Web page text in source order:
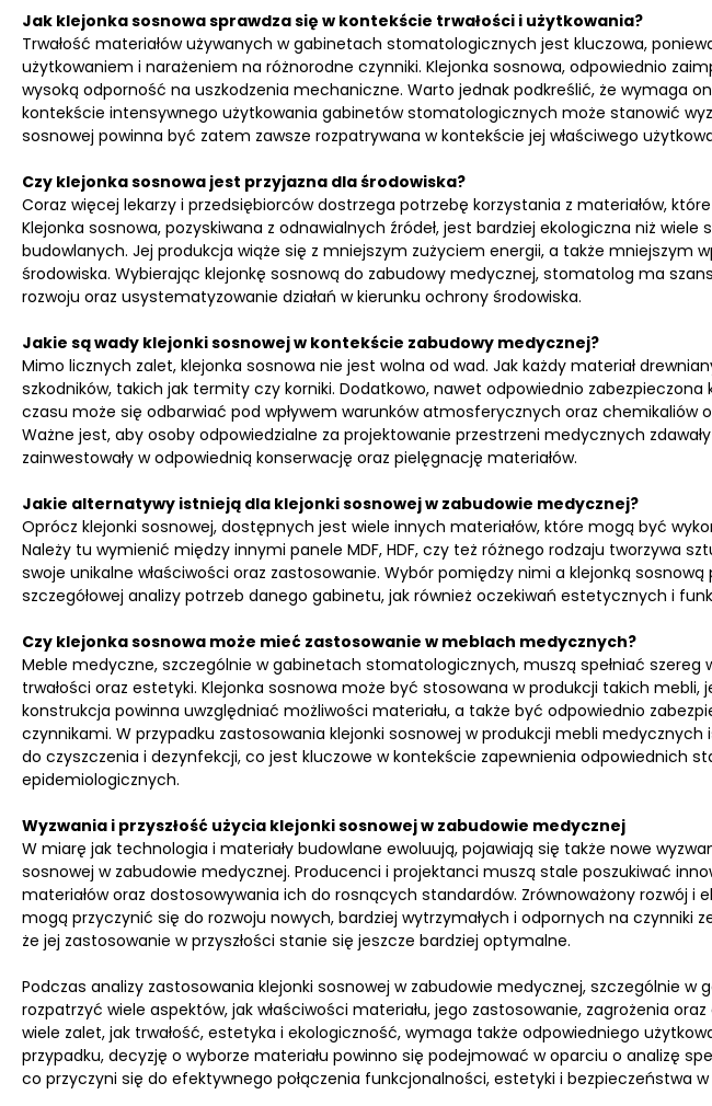
Jak klejonka sosnowa sprawdza się w kontekście trwałości i użytkowania?
Trwałość materiałów używanych w gabinetach stomatologicznych jest kluczowa,
użytkowaniem i narażeniem na różnorodne czynniki. Klejonka sosnowa, odpowiednio
wysoką odporność na uszkodzenia mechaniczne. Warto jednak podkreślić, że wymaga
kontekście intensywnego użytkowania gabinetów stomatologicznych może stanowić
sosnowej powinna być zatem zawsze rozpatrywana w kontekście jej właściwego
Czy klejonka sosnowa jest przyjazna dla środowiska?
Coraz więcej lekarzy i przedsiębiorców dostrzega potrzebę korzystania z materiałów,
Klejonka sosnowa, pozyskiwana z odnawialnych źródeł, jest bardziej ekologiczna niż
budowlanych. Jej produkcja wiąże się z mniejszym zużyciem energii, a także mniejszym
środowiska. Wybierając klejonkę sosnową do zabudowy medycznej, stomatolog ma
rozwoju oraz usystematyzowanie działań w kierunku ochrony środowiska.
Jakie są wady klejonki sosnowej w kontekście zabudowy medycznej?
Mimo licznych zalet, klejonka sosnowa nie jest wolna od wad. Jak każdy materiał
szkodników, takich jak termity czy korniki. Dodatkowo, nawet odpowiednio zabezpieczona
czasu może się odbarwiać pod wpływem warunków atmosferycznych oraz chemikaliów
Ważne jest, aby osoby odpowiedzialne za projektowanie przestrzeni medycznych
zainwestowały w odpowiednią konserwację oraz pielęgnację materiałów.
Jakie alternatywy istnieją dla klejonki sosnowej w zabudowie medycznej?
Oprócz klejonki sosnowej, dostępnych jest wiele innych materiałów, które mogą być
Należy tu wymienić między innymi panele MDF, HDF, czy też różnego rodzaju tworzywa
swoje unikalne właściwości oraz zastosowanie. Wybór pomiędzy nimi a klejonką
szczegółowej analizy potrzeb danego gabinetu, jak również oczekiwań estetycznych i
Czy klejonka sosnowa może mieć zastosowanie w meblach medycznych?
Meble medyczne, szczególnie w gabinetach stomatologicznych, muszą spełniać
trwałości oraz estetyki. Klejonka sosnowa może być stosowana w produkcji takich mebli,
konstrukcja powinna uwzględniać możliwości materiału, a także być odpowiednio
czynnikami. W przypadku zastosowania klejonki sosnowej w produkcji mebli medycznych
do czyszczenia i dezynfekcji, co jest kluczowe w kontekście zapewnienia odpowiednich
epidemiologicznych.
Wyzwania i przyszłość użycia klejonki sosnowej w zabudowie medycznej
W miarę jak technologia i materiały budowlane ewoluują, pojawiają się także nowe
sosnowej w zabudowie medycznej. Producenci i projektanci muszą stale poszukiwać
materiałów oraz dostosowywania ich do rosnących standardów. Zrównoważony rozwój i
mogą przyczynić się do rozwoju nowych, bardziej wytrzymałych i odpornych na czynniki
że jej zastosowanie w przyszłości stanie się jeszcze bardziej optymalne.
Podczas analizy zastosowania klejonki sosnowej w zabudowie medycznej, szczególnie
rozpatrzyć wiele aspektów, jak właściwości materiału, jego zastosowanie, zagrożenia
wiele zalet, jak trwałość, estetyka i ekologiczność, wymaga także odpowiedniego
przypadku, decyzję o wyborze materiału powinno się podejmować w oparciu o analizę
co przyczyni się do efektywnego połączenia funkcjonalności, estetyki i bezpieczeństwa